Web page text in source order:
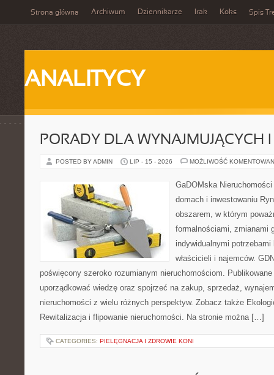
Strona główna Archiwum Dziennikarze Irak Koks Spis
ANALITYCY
PORADY DLA WYNAJMUJĄCYCH
POSTED BY ADMIN LIP - 15 - 2026 MOŻLIWOŚĆ
GaDOMska
domach i inwestowaniu
obszarem, w którym
formalnościami, zmianami
indywidualnymi
właścicieli i najemców.
poświęcony szeroko rozumianym nieruchomościom. Publikowane
uporządkować wiedzę oraz spojrzeć na zakup, sprzedaż,
nieruchomości z wielu różnych perspektyw. Zobacz także
Rewitalizacja i flipowanie nieruchomości. Na stronie można […]
CATEGORIES: PIELĘGNACJA I ZDROWIE KONI